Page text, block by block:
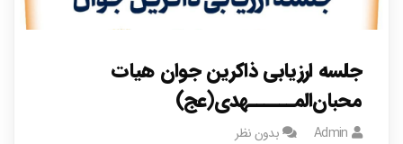
جلسه ارزیابی ذاکرین جوان هیات
محبان‌المــــــهدی(عج)
Admin بدون نظر